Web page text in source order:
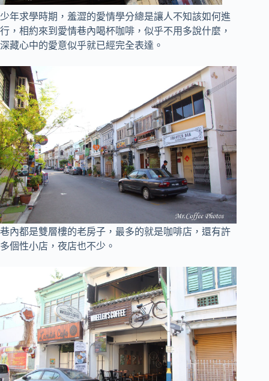
少年求學時期，羞澀的愛情學分總是讓人不知該如何進
行，相約來到愛情巷內喝杯咖啡，似乎不用多說什麼，
深藏心中的愛意似乎就已經完全表達。
巷內都是雙層樓的老房子，最多的就是咖啡店，還有許
多個性小店，夜店也不少。